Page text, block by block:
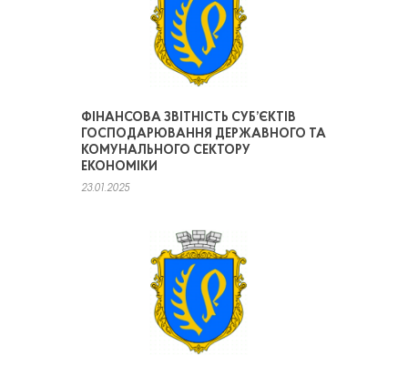
ФІНАНСОВА ЗВІТНІСТЬ СУБ’ЄКТІВ
ГОСПОДАРЮВАННЯ ДЕРЖАВНОГО ТА
КОМУНАЛЬНОГО СЕКТОРУ
ЕКОНОМІКИ
23.01.2025